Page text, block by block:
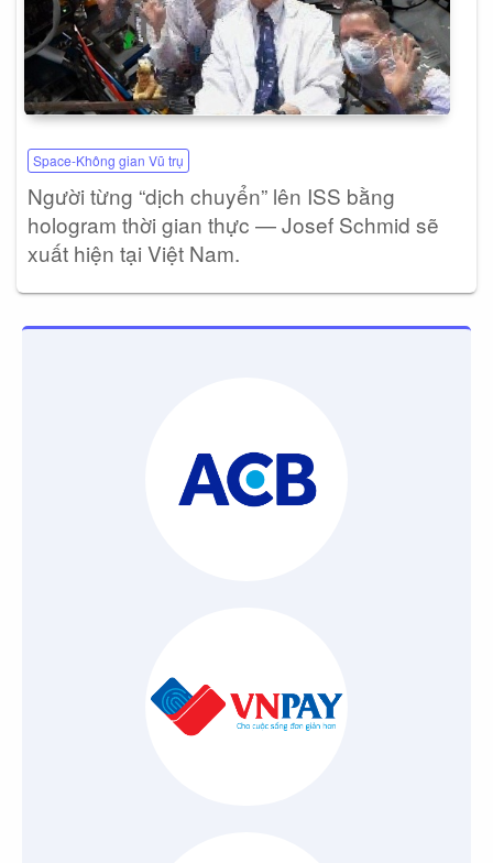
Space-Không gian Vũ trụ
Người từng “dịch chuyển” lên ISS bằng
hologram thời gian thực — Josef Schmid sẽ
xuất hiện tại Việt Nam.